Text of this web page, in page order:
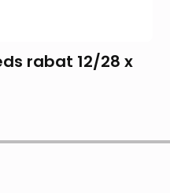
rabat 12/28 x